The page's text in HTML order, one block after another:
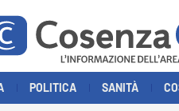
POLITICA SANITÀ